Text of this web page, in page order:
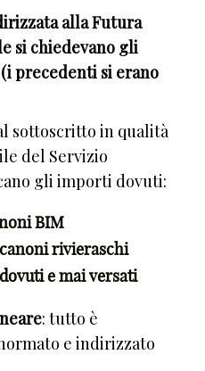
alla Futura
si chiedevano gli
precedenti si erano
sottoscritto in qualità
del Servizio
gli importi dovuti:
BIM
rivieraschi
e mai versati
: tutto è
e indirizzato